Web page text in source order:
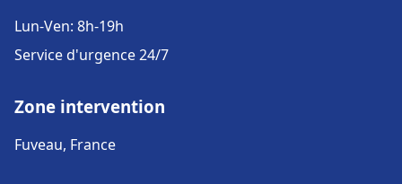
Lun-Ven: 8h-19h
Service d'urgence 24/7
Zone intervention
Fuveau, France